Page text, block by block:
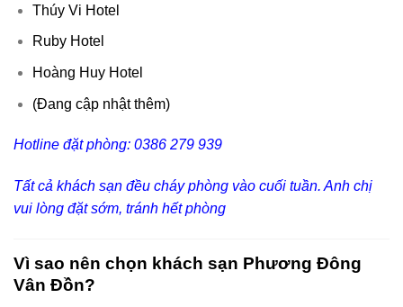
Thúy Vi Hotel
Ruby Hotel
Hoàng Huy Hotel
(Đang cập nhật thêm)
Hotline đặt phòng: 0386 279 939
Tất cả khách sạn đều cháy phòng vào cuối tuần. Anh chị
vui lòng đặt sớm, tránh hết phòng
Vì sao nên chọn khách sạn Phương Đông
Vân Đồn?